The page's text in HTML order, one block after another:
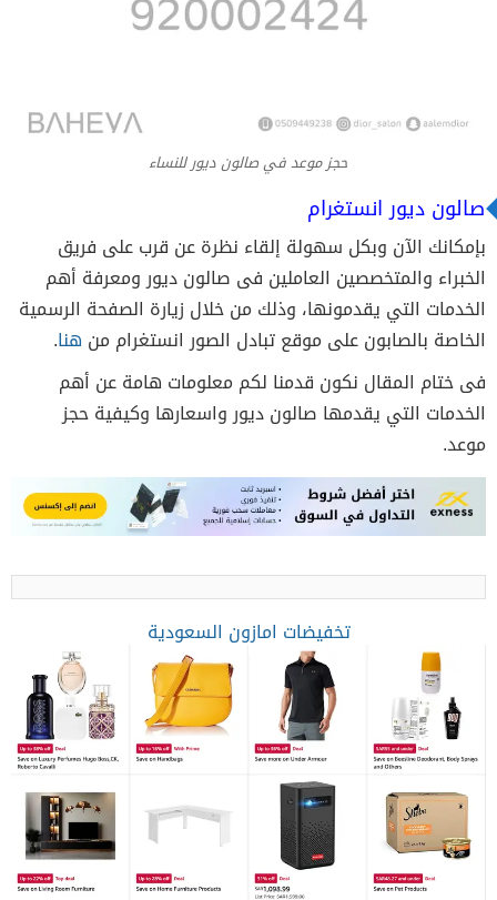
حجز موعد في صالون ديور للنساء
صالون ديور انستغرام
بإمكانك الآن وبكل سهولة إلقاء نظرة عن قرب على فريق
الخبراء والمتخصصين العاملين فى صالون ديور ومعرفة أهم
الخدمات التي يقدمونها، وذلك من خلال زيارة الصفحة الرسمية
الخاصة بالصابون على موقع تبادل الصور انستغرام من هنا.
فى ختام المقال نكون قدمنا لكم معلومات هامة عن أهم
الخدمات التي يقدمها صالون ديور واسعارها وكيفية حجز
موعد.
تخفيضات امازون السعودية